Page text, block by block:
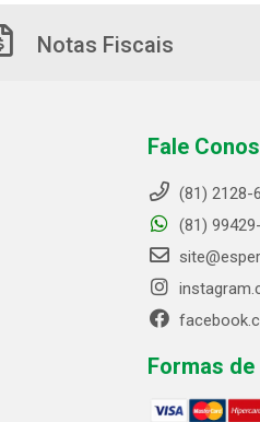
Notas Fiscais
Fale
(81) 2128-
(81)
Formas